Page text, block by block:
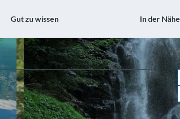
Gut zu wissen In der Nähe